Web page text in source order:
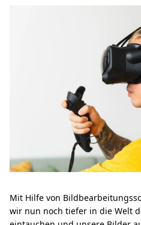
Mit Hilfe von
wir nun noch tiefer in die Welt